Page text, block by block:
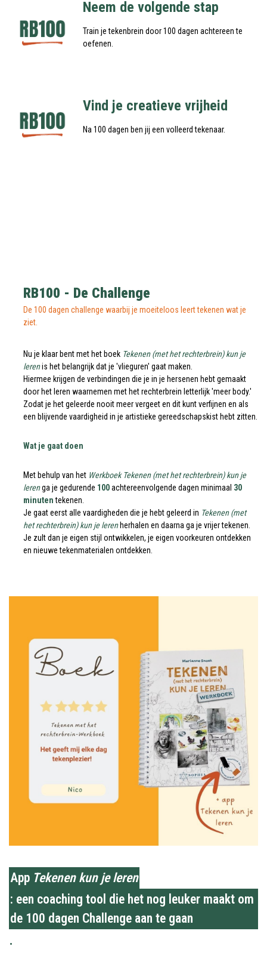
Neem de volgende stap
Train je tekenbrein door 100 dagen achtereen te
oefenen.
Vind je creatieve vrijheid
Na 100 dagen ben jij een volleerd tekenaar.
RB100 - De Challenge
De 100 dagen challenge waarbij je moeiteloos leert tekenen wat je
ziet.
Nu je klaar bent met het boek Tekenen (met het rechterbrein) kun je
lerenis het belangrijk dat je 'vlieguren' gaat maken.
Hiermee krijgen de verbindingen die je in je hersenen hebt gemaakt
door het leren waarnemen met het rechterbrein letterlijk 'meer body.'
Zodat je het geleerde nooit meer vergeet en dit kunt verfijnen en als
een blijvende vaardigheid in je artistieke gereedschapskist hebt zitten.
Wat je gaat doen
Met behulp van het Werkboek Tekenen (met het rechterbrein) kun je
lerenga je gedurende 100achtereenvolgende dagen minimaal 30
minutentekenen.
Je gaat eerst alle vaardigheden die je hebt geleerd in Tekenen (met
het rechterbrein) kun je leren herhalen en daarna ga je vrijer tekenen.
Je zult dan je eigen stijl ontwikkelen, je eigen voorkeuren ontdekken
en nieuwe tekenmaterialen ontdekken.
App Tekenen kun je leren
: een coaching tool die het nog leuker maakt om
de 100 dagen Challenge aan te gaan
.